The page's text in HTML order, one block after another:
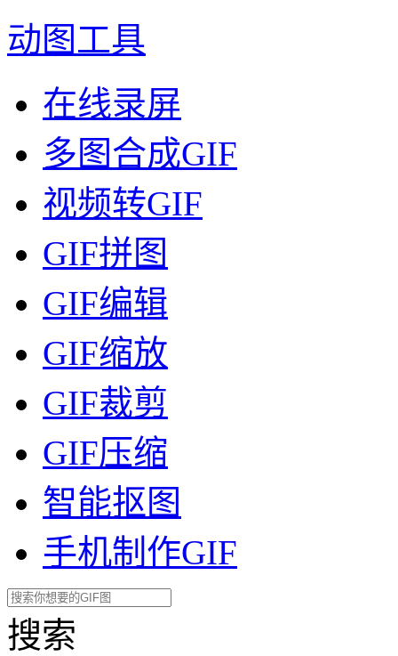
动图工具
在线录屏
多图合成GIF
视频转GIF
GIF拼图
GIF编辑
GIF缩放
GIF裁剪
GIF压缩
智能抠图
手机制作GIF
搜索